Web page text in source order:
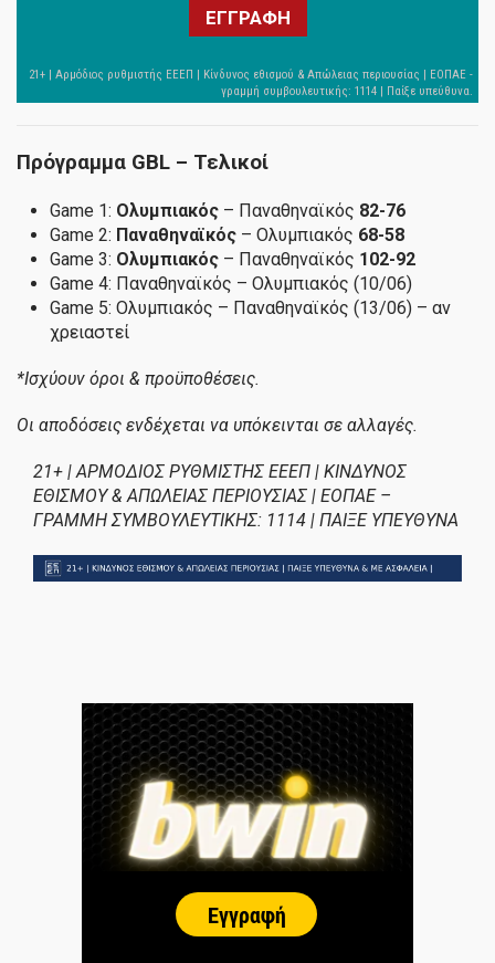
ΕΓΓΡΑΦΗ
Πρόγραμμα GBL – Τελικοί
Game 1: Ολυμπιακός – Παναθηναϊκός 82-76
Game 2: Παναθηναϊκός – Ολυμπιακός 68-58
Game 3: Ολυμπιακός – Παναθηναϊκός 102-92
Game 4: Παναθηναϊκός – Ολυμπιακός (10/06)
Game 5: Ολυμπιακός – Παναθηναϊκός (13/06) – αν
χρειαστεί
*Ισχύουν όροι & προϋποθέσεις.
Οι αποδόσεις ενδέχεται να υπόκεινται σε αλλαγές.
21+ | ΑΡΜΟΔΙΟΣ ΡΥΘΜΙΣΤΗΣ ΕΕΕΠ | ΚΙΝΔΥΝΟΣ
ΕΘΙΣΜΟΥ & ΑΠΩΛΕΙΑΣ ΠΕΡΙΟΥΣΙΑΣ | ΕΟΠΑΕ –
ΓΡΑΜΜΗ ΣΥΜΒΟΥΛΕΥΤΙΚΗΣ: 1114 | ΠΑΙΞΕ ΥΠΕΥΘΥΝΑ